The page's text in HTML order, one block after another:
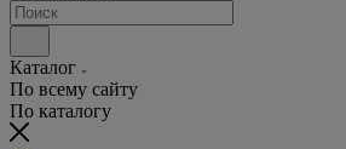
Каталог
По всему сайту
По каталогу